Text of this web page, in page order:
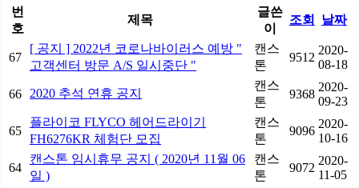
번
호
제목
글쓴
이
조회 날짜
67
[ 공지 ] 2022년 코로나바이러스 예방 "
고객센터 방문 A/S 일시중단 "
캔스
톤
9512
2020-
08-18
66 2020 추석 연휴 공지
캔스
톤
9368
2020-
09-23
65
플라이코 FLYCO 헤어드라이기
FH6276KR 체험단 모집
캔스
톤
9096
2020-
10-16
64
캔스톤 임시휴무 공지 ( 2020년 11월 06
일 )
캔스
톤
9072
2020-
11-05